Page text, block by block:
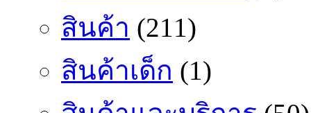
สินค้า (211)
สินค้าเด็ก (1)